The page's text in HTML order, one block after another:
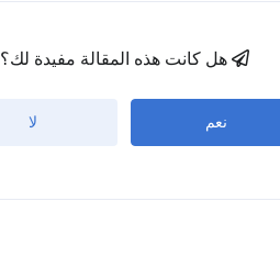
هل كانت هذه المقالة مفيدة لك؟
نعم لا